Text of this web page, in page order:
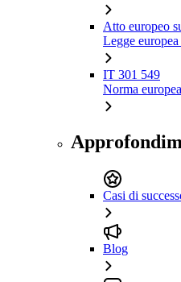
Atto europeo
Legge
IT 301 549
Norma
Casi di
Blog